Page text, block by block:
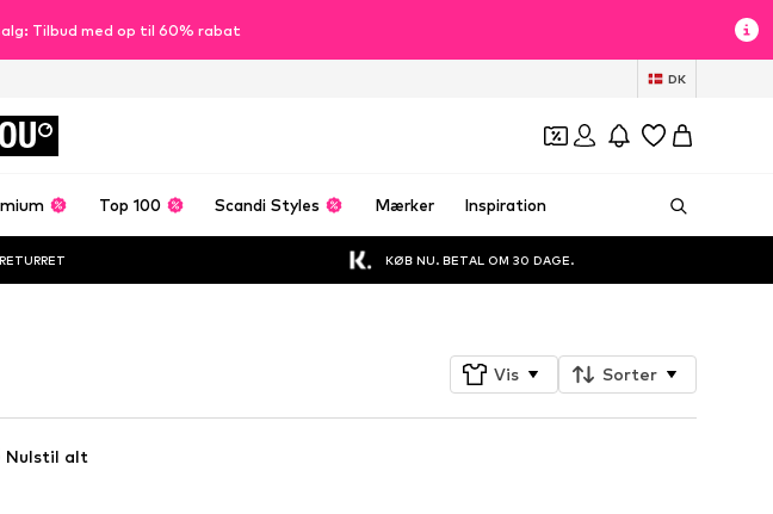
Tilbud med op til 60% rabat
DK
Top 100 Scandi Styles Mærker Inspiration
KØB NU. BETAL OM 30 DAGE.
Vis Sorter
Nulstil alt